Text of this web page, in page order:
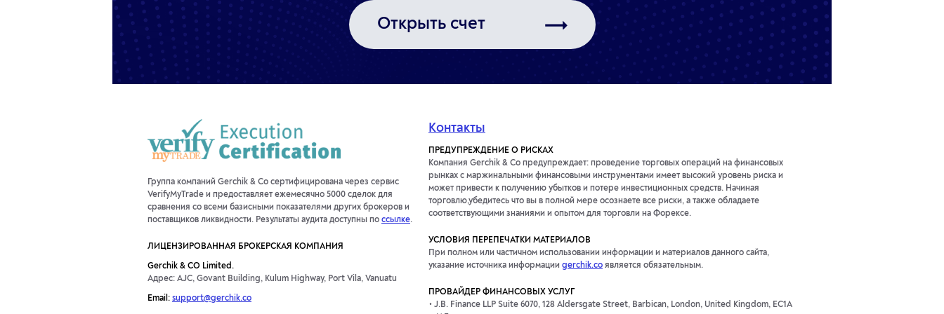
Открыть счет
Группа компаний Gerchik & Co сертифицирована через сервис
VerifyMyTrade и предоставляет ежемесячно 5000 сделок для
сравнения со всеми базисными показателями других брокеров и
поставщиков ликвидности. Результаты аудита доступны по ссылке.
ЛИЦЕНЗИРОВАННАЯ БРОКЕРСКАЯ КОМПАНИЯ
Gerchik & CO Limited.
Адрес: AJC, Govant Building, Kulum Highway, Port Vila, Vanuatu
Email: support@gerchik.co
Контакты
ПРЕДУПРЕЖДЕНИЕ О РИСКАХ
Компания Gerchik & Co предупреждает: проведение торговых операций на финансовых
рынках с маржинальными финансовыми инструментами имеет высокий уровень риска и
может привести к получению убытков и потере инвестиционных средств. Начиная
торговлю,убедитесь что вы в полной мере осознаете все риски, а также обладаете
соответствующими знаниями и опытом для торговли на Форексе.
УСЛОВИЯ ПЕРЕПЕЧАТКИ МАТЕРИАЛОВ
При полном или частичном использовании информации и материалов данного сайта,
указание источника информации gerchik.co является обязательным.
ПРОВАЙДЕР ФИНАНСОВЫХ УСЛУГ
J.B. Finance LLP Suite 6070, 128 Aldersgate Street, Barbican, London, United Kingdom, EC1A